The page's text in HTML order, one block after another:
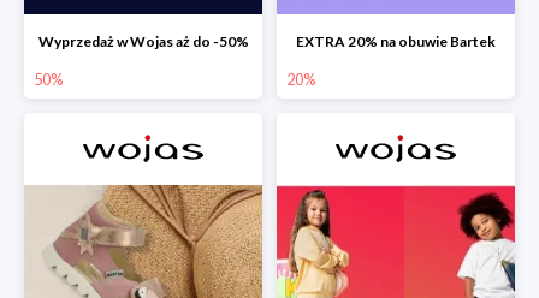
Wyprzedaż w Wojas aż do -50%
50%
EXTRA 20% na obuwie Bartek
20%